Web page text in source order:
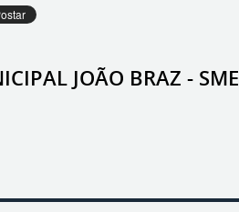
JOÃO BRAZ - SME